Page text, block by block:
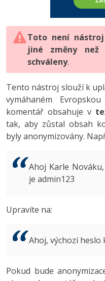
HTML5, CSS3,
SQL a databáze
Testování a
UML a
React
Spring
ASP.NET MVC
Best practices
PHP
JavaScript
Python
HTML / CSS
UML a
MySQL/MariaDB
MS-SQL
Vývojář
C# Game
Tester
Systémový
3D grafik
Copywriter
WordPress
-80%
JavaScript -80%
PHP -80%
Swift -80%
Kotlin -80%
VB.NET
Algoritmy -41%
Umělá
Digitální
Marketing
WordPress
SEO
UX
Business
Copywriting
Windows
-80%
Adobe Illustrator
Adobe Lightroom
Adobe XD
Adobe InDesign
Adobe After
Inkscape
Fórum
Toto není
jiné změny než
schváleny.
Tento nástroj slouží k
vymáhaném
komentář obsahuje v
tak, aby zůstal obsah
byly anonymizovány.
Ahoj Karle
je admin123
Upravíte na:
Ahoj, výchozí heslo
Pokud bude